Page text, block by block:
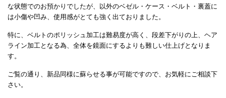
な状態でのお預かりでしたが、以外のベゼル・ケース・ベルト・裏蓋に
は小傷や凹み、使用感がとても強く出ておりました。
特に、ベルトのポリッシュ加工は難易度が高く、段差下がりの上、ヘア
ライン加工となる為、全体を鏡面にするよりも難しい仕上げとなりま
す。
ご覧の通り、新品同様に蘇らせる事が可能ですので、お気軽にご相談下
さい。